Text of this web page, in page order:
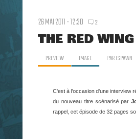
26 MAI 2011 - 12:30 2
THE RED
PREVIEW IMAGE PARISPAWN
C'est à l'occasion d'une interview
du nouveau titre scénarisé par
rappel, cet épisode de 32 pages